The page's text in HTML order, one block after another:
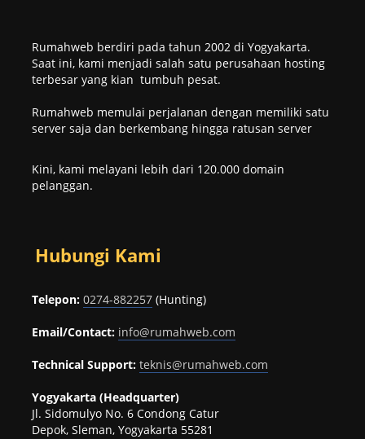
Rumahweb berdiri pada tahun 2002 di Yogyakarta.
Saat ini, kami menjadi salah satu perusahaan hosting
terbesar yang kian tumbuh pesat.
Rumahweb memulai perjalanan dengan memiliki satu
server saja dan berkembang hingga ratusan server
Kini, kami melayani lebih dari 120.000 domain
pelanggan.
Hubungi Kami
Telepon: 0274-882257 (Hunting)
Email/Contact: info@rumahweb.com
Technical Support: teknis@rumahweb.com
Yogyakarta (Headquarter)
Jl. Sidomulyo No. 6 Condong Catur
Depok, Sleman, Yogyakarta 55281